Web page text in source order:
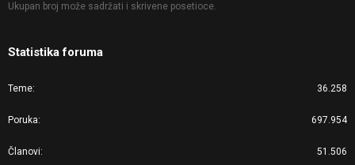
Ukupan broj može sadržati i skrivene posetioce.
Statistika foruma
Teme 36.258
Poruka 697.954
Članovi 51.506